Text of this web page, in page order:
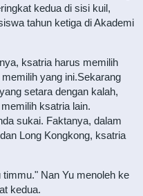
kedua di sisi kuil,
tahun ketiga di Akademi
ksatria harus memilih
yang ini.Sekarang
setara dengan kalah,
ksatria lain.
sukai. Faktanya, dalam
Long Kongkong, ksatria
Nan Yu menoleh ke
kedua.